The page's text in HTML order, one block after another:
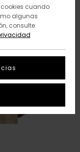
cuando
algunas
consulte